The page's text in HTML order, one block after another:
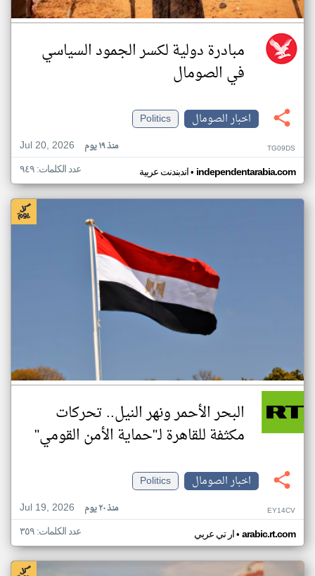
مبادرة دولية لكسر الجمود السياسي
في الصومال
اخبار الصومال
Politics
Jul 20, 2026
منذ ١٩ يوم TG09DS
اندبندنت عربية• independentarabia.com عدد الكلمات: ٩٤٩
البحر الأحمر ونهر النيل.. تحركات
مكثفة للقاهرة لـ"حماية الأمن القومي"
اخبار الصومال
Politics
Jul 19, 2026
منذ ٢٠ يوم EY14CV
ار تي عربي• arabic.rt.com عدد الكلمات: ٣٥٩